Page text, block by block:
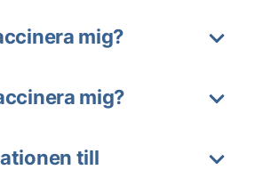
mig?
mig?
till